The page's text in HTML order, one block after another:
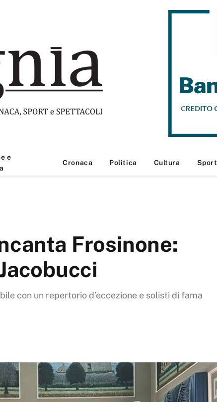
e
Cronaca Politica Cultura Sport
Frosinone:
con un repertorio d’eccezione e solisti di fama